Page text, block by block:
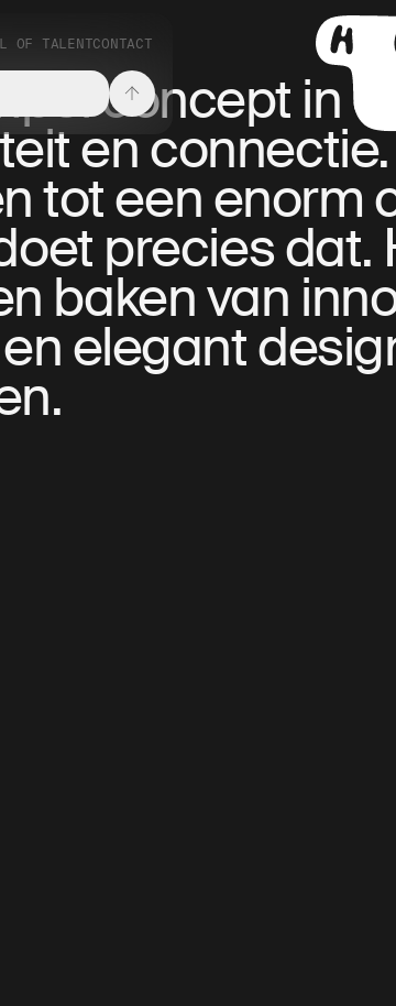
OF TALENTCONTACT
concept in
en
tot een enorm
precies dat.
baken van
elegant